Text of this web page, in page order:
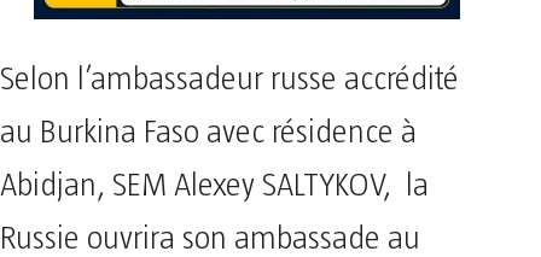
Selon l’ambassadeur russe accrédité
au Burkina Faso avec résidence à
Abidjan, SEM Alexey SALTYKOV, la
Russie ouvrira son ambassade au